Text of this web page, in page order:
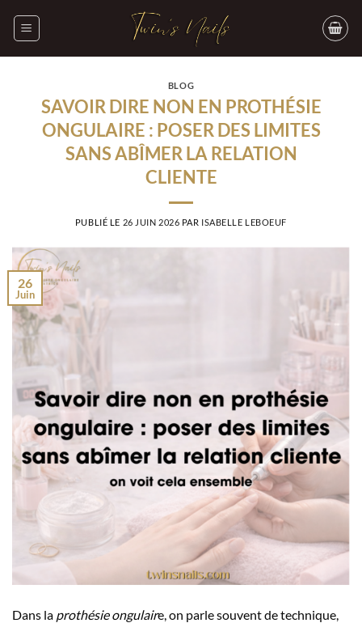
BLOG
SAVOIR DIRE NON EN PROTHÉSIE
ONGULAIRE : POSER DES LIMITES
SANS ABÎMER LA RELATION
CLIENTE
PUBLIÉ LE 26 JUIN 2026 PAR ISABELLE LEBOEUF
26
Juin
Dans la prothésie ongulaire, on parle souvent de technique,